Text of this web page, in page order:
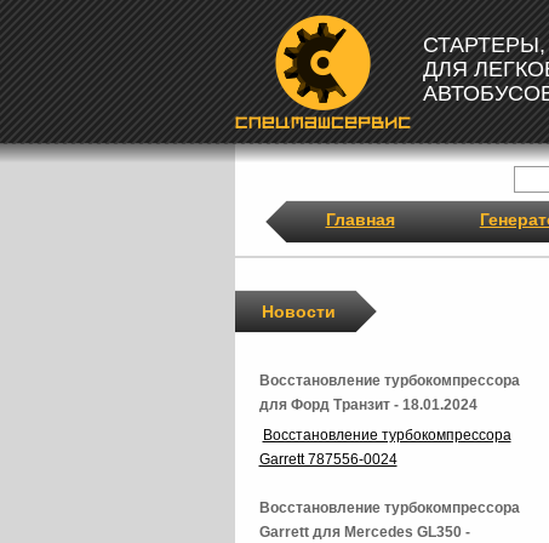
ДЛЯ
Главная
Новости
Восстановление турбокомпрессора
для Форд Транзит - 18.01.2024
Восстановление турбокомпрессора
Garrett 787556-0024
Восстановление турбокомпрессора
Garrett для Mercedes GL350 -